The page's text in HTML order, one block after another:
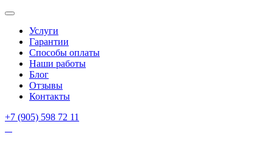
Услуги
Гарантии
Способы оплаты
Наши работы
Блог
Отзывы
Контакты
+7 (905) 598 72 11